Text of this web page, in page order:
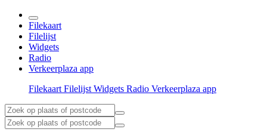
Filekaart
Filelijst
Widgets
Radio
Verkeerplaza app
Filekaart Filelijst Widgets Radio Verkeerplaza app